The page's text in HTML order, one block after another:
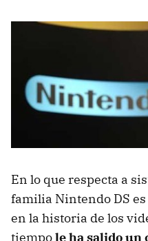
En lo que respecta a
familia Nintendo DS
en la historia de los
tiempole ha salido un